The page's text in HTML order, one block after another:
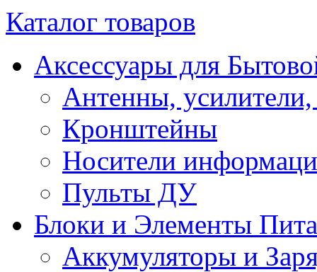
Каталог товаров
Аксессуары для
Антенны, усилители,
Кронштейны
Носители
Пульты ДУ
Блоки и Элементы
Аккумуляторы и